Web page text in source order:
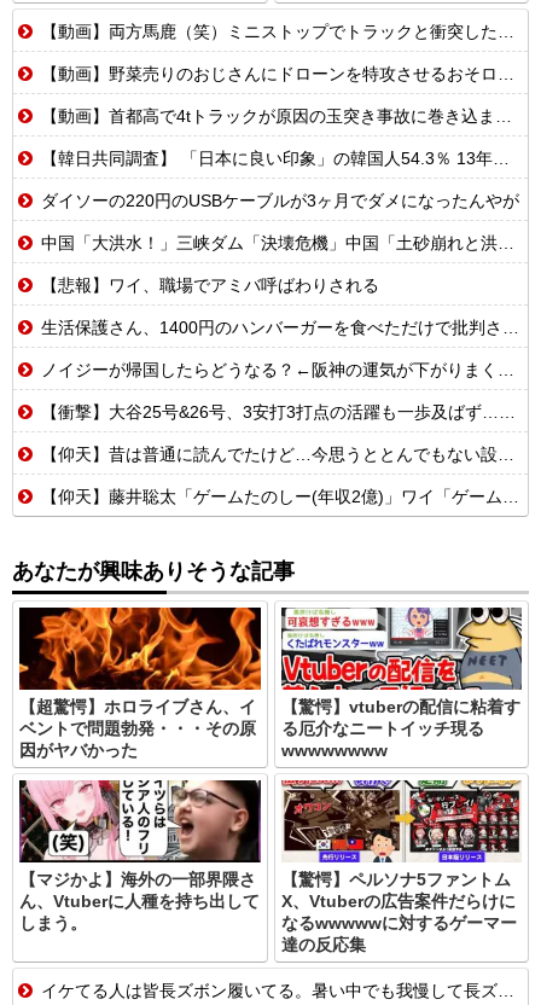
【動画】両方馬鹿（笑）ミニストップでトラックと衝突したドラレコが（ノ∇`）
【動画】野菜売りのおじさんにドローンを特攻させるおそロシア。
【動画】首都高で4tトラックが原因の玉突き事故に巻き込まれた軽バンの車載。
【韓日共同調査】 「日本に良い印象」の韓国人54.3％ 13年以降で最高に 日本人の韓国好感度は35.3％
ダイソーの220円のUSBケーブルが3ヶ月でダメになったんやが
中国「大洪水！」三峡ダム「決壊危機」中国「土砂崩れと洪水被害の対策強化！」中国政府「三峡ダム周辺を重点強化」中国ダム「決壊」中国「現場封鎖！（空撮削除」→
【悲報】ワイ、職場でアミバ呼ばわりされる
生活保護さん、1400円のハンバーガーを食べただけで批判される
ノイジーが帰国したらどうなる？←阪神の運気が下がりまくるやろな
【衝撃】大谷25号&26号、3安打3打点の活躍も一歩及ばず…それでも希望を見出すLADファン反応集 MLB2026シーズン 8.
【仰天】昔は普通に読んでたけど…今思うととんでもない設定の少女漫画
【仰天】藤井聡太「ゲームたのしー(年収2億)」ワイ「ゲームたのしー(年収200万)」
あなたが興味ありそうな記事
【超驚愕】ホロライブさん、イ
ベントで問題勃発・・・その原
因がヤバかった
【驚愕】vtuberの配信に粘着す
る厄介なニートイッチ現る
wwwwwwww
【マジかよ】海外の一部界隈さ
ん、Vtuberに人種を持ち出して
しまう。
【驚愕】ペルソナ5ファントム
X、Vtuberの広告案件だらけに
なるwwwwwに対するゲーマー
達の反応集
イケてる人は皆長ズボン履いてる。暑い中でも我慢して長ズボン履いてる。半ズボンはモテ無い。厳しいって